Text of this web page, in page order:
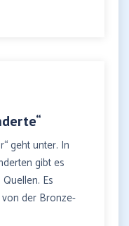
geht unter. In
gibt es
Es
der Bronze-